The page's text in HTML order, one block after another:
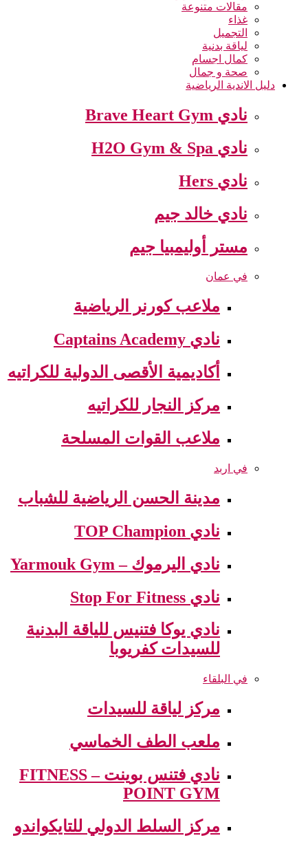
مقالات متنوعة
غذاء
التجميل
لياقة بدنية
كمال اجسام
صحة و جمال
دليل الاندية الرياضية
نادي Brave Heart Gym
نادي H2O Gym & Spa
نادي Hers
نادي خالد جيم
مستر أوليمبيا جيم
في عمان
ملاعب كورنر الرياضية
نادي Captains Academy
أكاديمية الأقصى الدولية للكراتيه
مركز النجار للكراتيه
ملاعب القوات المسلحة
في اربد
مدينة الحسن الرياضية للشباب
نادي TOP Champion
نادي اليرموك – Yarmouk Gym
نادي Stop For Fitness
نادي يوكا فتنيس للياقة البدنية
للسيدات كفريوبا
في البلقاء
مركز لياقة للسيدات
ملعب الطف الخماسي
نادي فتنس بوينت – FITNESS
POINT GYM
مركز السلط الدولي للتايكواندو